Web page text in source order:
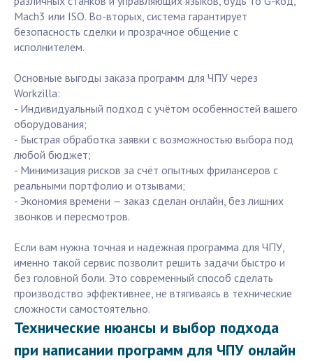
Mach3 или ISO. Во-вторых, система гарантирует
безопасность сделки и прозрачное общение с
исполнителем.
Основные выгоды заказа программ для ЧПУ через
Workzilla:
- Индивидуальный подход с учётом особенностей вашего
оборудования;
- Быстрая обработка заявки с возможностью выбора под
любой бюджет;
- Минимизация рисков за счёт опытных фрилансеров с
реальными портфолио и отзывами;
- Экономия времени — заказ сделан онлайн, без лишних
звонков и пересмотров.
Если вам нужна точная и надёжная программа для ЧПУ,
именно такой сервис позволит решить задачи быстро и
без головной боли. Это современный способ сделать
производство эффективнее, не втягиваясь в технические
сложности самостоятельно.
Технические нюансы и выбор подхода
при написании программ для ЧПУ онлайн